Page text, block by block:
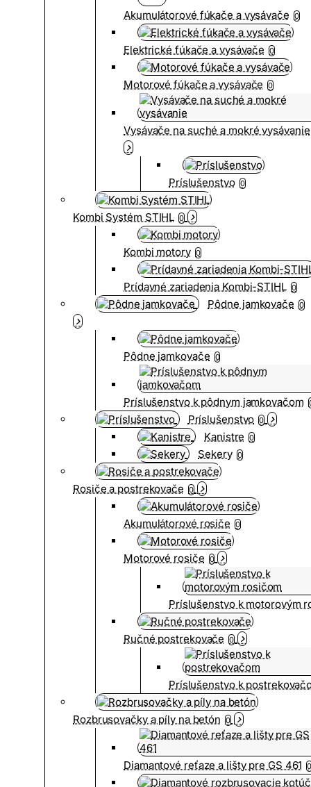
Akumulátorové fúkače a vysávače 0
Elektrické fúkače a vysávače 0
Motorové fúkače a vysávače 0
Vysávače na suché a mokré vysávanie
Príslušenstvo 0
Kombi Systém STIHL 0
Kombi motory 0
Prídavné zariadenia Kombi-STIHL 0
Pôdne jamkovače 0
Pôdne jamkovače 0
Príslušenstvo k pôdnym jamkovačom
Príslušenstvo 0
Kanistre 0
Sekery 0
Rosiče a postrekovače 0
Akumulátorové rosiče 0
Motorové rosiče 0
Príslušenstvo k motorovým
Ručné postrekovače 0
Príslušenstvo k
Rozbrusovačky a píly na betón 0
Diamantové reťaze a lišty pre GS 461